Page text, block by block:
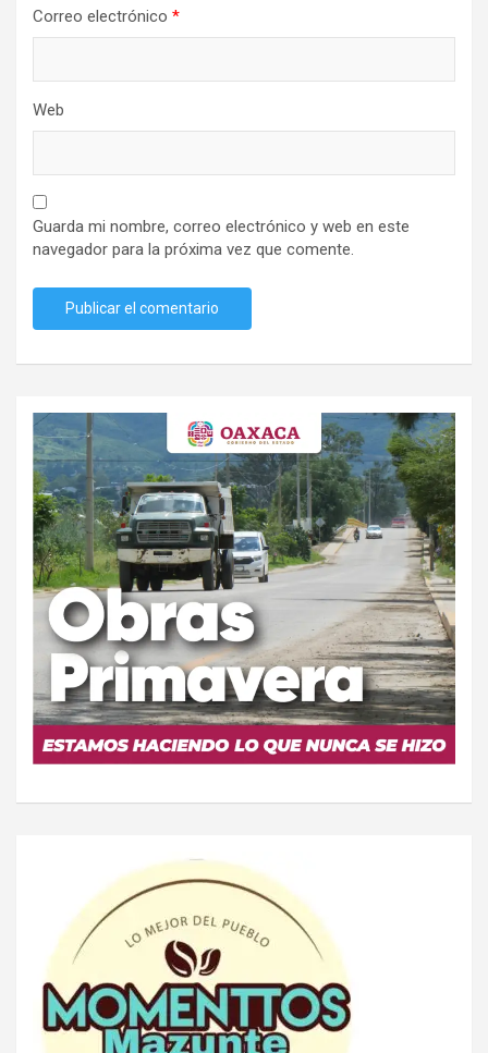
Correo electrónico *
Web
Guarda mi nombre, correo electrónico y web en este
navegador para la próxima vez que comente.